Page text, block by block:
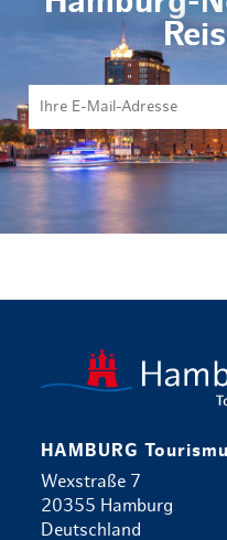
HAMBURG
Wexstraße 7
20355 Hamburg
Deutschland